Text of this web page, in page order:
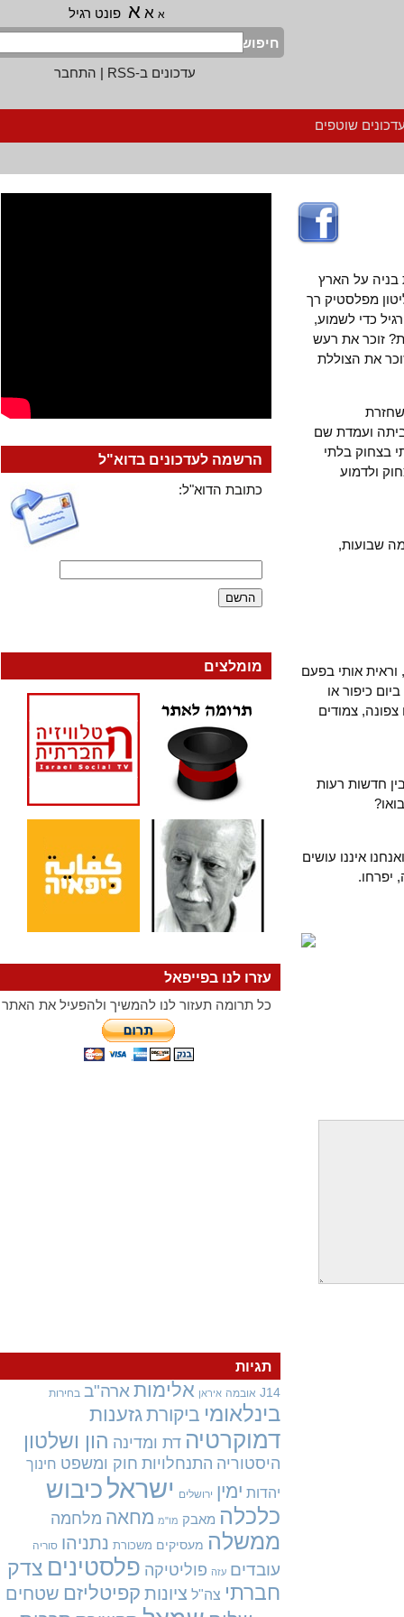
א א פונט רגיל
חיפוש
עדכונים ב-RSS
|התחבר
שוטפים
על הארץ
מפלסטיק רך
כדי לשמוע,
את רעש
את הצוללת
ועמדת שם
בלתי
ולדמוע
שבועות,
אותי בפעם
כיפור או
צמודים
רעות
איננו עושים
הרשמה לעדכונים בדוא"ל
כתובת הדוא"ל:
מומלצים
עזרו לנו בפייפאל
כל תרומה תעזור לנו להמשיך ולהפעיל את האתר
תגיות
J14 אובמה איראן אלימות ארה"ב בחירות
בינלאומיביקורתגזענות
דמוקרטיה דת ומדינההון ושלטון
היסטוריה התנחלויות חוק ומשפט חינוך
יהדות ימין ירושלים ישראלכיבוש
כלכלה מאבק מו"מ מחאהמלחמה
ממשלה מעסיקים משכורת נתניהו סוריה
עובדים עזה פוליטיקה פלסטיניםצדק
חברתי צה"ל ציונותקפיטליזםשטחים